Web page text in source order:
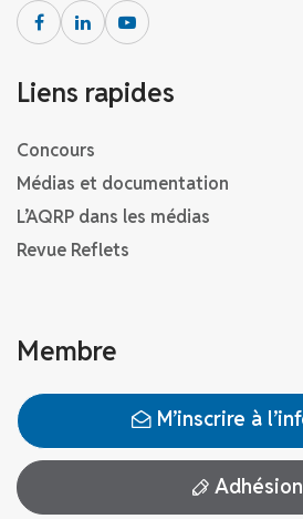
Liens rapides
Concours
Médias et documentation
L’AQRP dans les médias
Revue Reflets
Membre
M’inscrire à
Adhésion